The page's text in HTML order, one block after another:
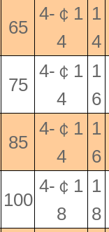
65
4- ￠ 1
4
1
4
75
4- ￠ 1
4
1
6
85
4- ￠ 1
4
1
6
100
4- ￠ 1
8
1
8